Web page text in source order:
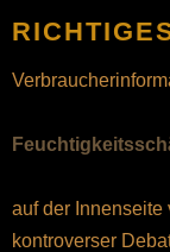
auf der
kontroverser